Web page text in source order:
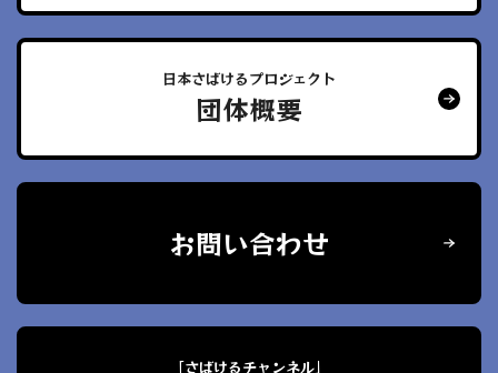
日本さばけるプロジェクト
団体概要
お問い合わせ
「さばけるチャンネル」